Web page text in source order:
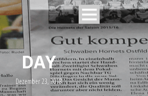
DAY
Dezember 23, 2018